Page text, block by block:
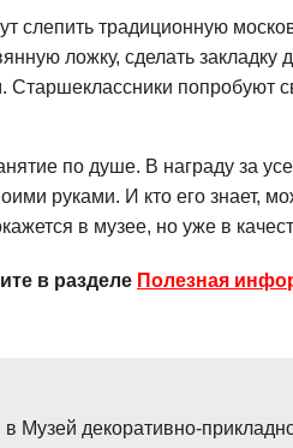
слепить традиционную
ложку, сделать закладку
Старшеклассники попробуют
по душе. В награду за
руками. И кто его знает,
в музее, но уже в
в разделе Полезная
в Музей декоративно-